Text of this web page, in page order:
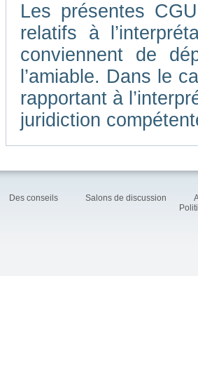
Les présentes
relatifs à
conviennent de
l’amiable. Dans le
rapportant à
juridiction
Des conseils Salons de discussion